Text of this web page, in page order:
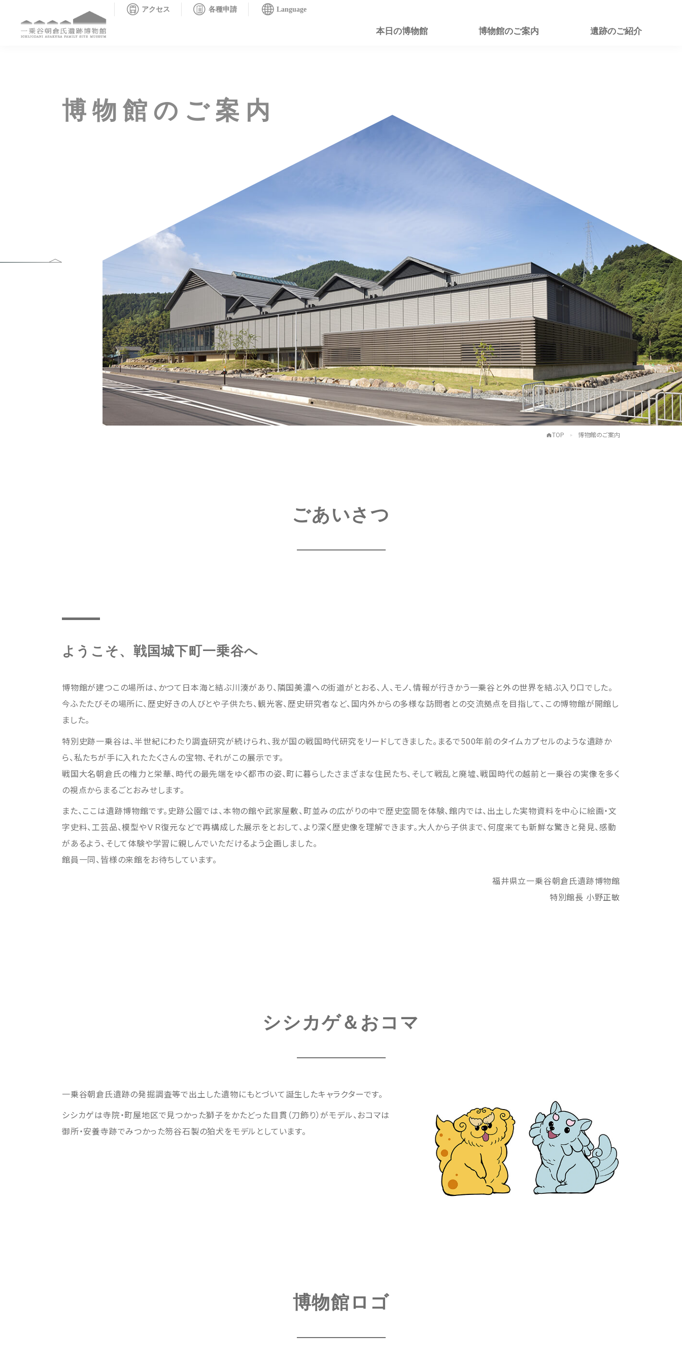
アクセス 各種申請 Language
本日の博物館 博物館のご案内 遺跡のご紹介
博物館のご案内
TOP 博物館のご案内
ごあいさつ
ようこそ、戦国城下町一乗谷へ
博物館が建つこの場所は、かつて日本海と結ぶ川湊があり、隣国美濃への街道がとおる、人、モノ、情報が行きかう一乗谷と外の世界を結ぶ入り口でした。
今ふたたびその場所に、歴史好きの人びとや子供たち、観光客、歴史研究者など、国内外からの多様な訪問者との交流拠点を目指して、この博物館が開館し
ました。
特別史跡一乗谷は、半世紀にわたり調査研究が続けられ、我が国の戦国時代研究をリードしてきました。まるで500年前のタイムカプセルのような遺跡か
ら、私たちが手に入れたたくさんの宝物、それがこの展示です。
戦国大名朝倉氏の権力と栄華、時代の最先端をゆく都市の姿、町に暮らしたさまざまな住民たち、そして戦乱と廃墟、戦国時代の越前と一乗谷の実像を多く
の視点からまるごとおみせします。
また、ここは遺跡博物館です。史跡公園では、本物の館や武家屋敷、町並みの広がりの中で歴史空間を体験、館内では、出土した実物資料を中心に絵画・文
字史料、工芸品、模型やＶＲ復元などで再構成した展示をとおして、より深く歴史像を理解できます。大人から子供まで、何度来ても新鮮な驚きと発見、感動
があるよう、そして体験や学習に親しんでいただけるよう企画しました。
館員一同、皆様の来館をお待ちしています。
福井県立一乗谷朝倉氏遺跡博物館
特別館長 小野正敏
シシカゲ＆おコマ
一乗谷朝倉氏遺跡の発掘調査等で出土した遺物にもとづいて誕生したキャラクターです。
シシカゲは寺院・町屋地区で見つかった獅子をかたどった目貫（刀飾り）がモデル、おコマは
御所・安養寺跡でみつかった笏谷石製の狛犬をモデルとしています。
博物館ロゴ